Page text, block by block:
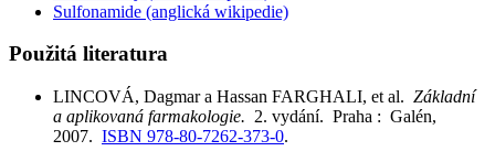
Sulfonamide (anglická wikipedie)
Použitá literatura
LINCOVÁ, Dagmar a Hassan FARGHALI, et al. Základní
a aplikovaná farmakologie. 2. vydání. Praha : Galén,
2007. ISBN 978-80-7262-373-0.